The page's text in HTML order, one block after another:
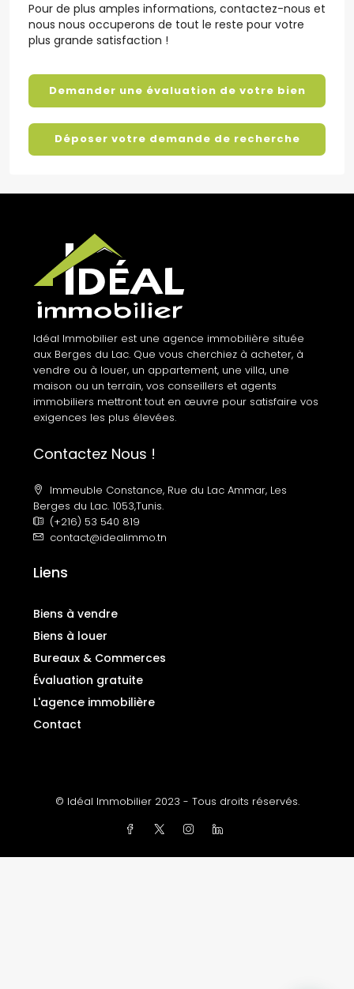
Pour de plus amples informations, contactez-nous et
nous nous occuperons de tout le reste pour votre
plus grande satisfaction !
Demander une évaluation de votre bien
Déposer votre demande de recherche
Idéal Immobilier est une agence immobilière située
aux Berges du Lac. Que vous cherchiez à acheter, à
vendre ou à louer, un appartement, une villa, une
maison ou un terrain, vos conseillers et agents
immobiliers mettront tout en œuvre pour satisfaire vos
exigences les plus élevées.
Contactez Nous !
Immeuble Constance, Rue du Lac Ammar, Les
Berges du Lac. 1053,Tunis.
(+216) 53 540 819
contact@idealimmo.tn
Liens
Biens à vendre
Biens à louer
Bureaux & Commerces
Évaluation gratuite
L'agence immobilière
Contact
© Idéal Immobilier 2023 - Tous droits réservés.